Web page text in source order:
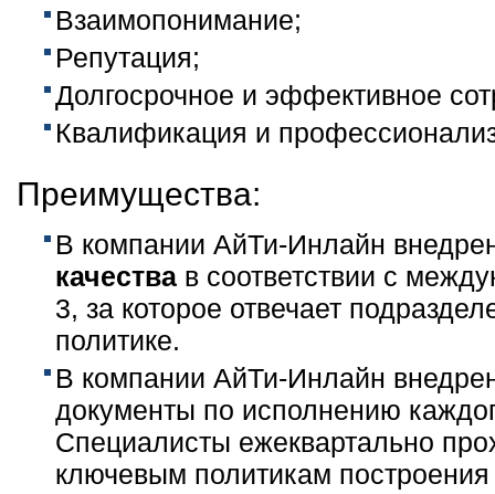
Взаимопонимание;
Репутация;
Долгосрочное и эффективное
Квалификация и
Преимущества:
В компании АйТи-Инлайн
качества в соответствии с
3, за которое отвечает
политике.
В компании АйТи-Инлайн
документы по исполнению
Специалисты ежеквартально
ключевым политикам